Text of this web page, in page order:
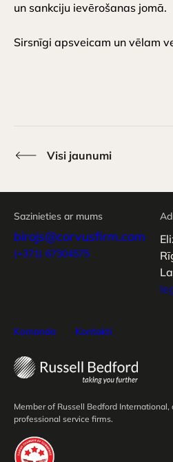
un sankciju ievērošanas jomā.
Sirsnīgi apsveicam un vēlam
Visi jaunumi
Sazinieties ar mums
birojs@corvusfirm.com
(+371) 67304575
Komanda Kontakti
Member of Russell Bedford
professional service firms.